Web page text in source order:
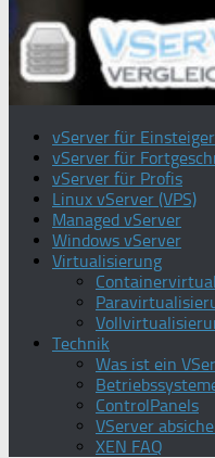
vServer für Einsteiger
vServer für
vServer für Profis
Linux vServer (VPS)
Managed vServer
Windows vServer
Virtualisierung
Technik
Was ist ein
ControlPanels
VServer
XEN FAQ